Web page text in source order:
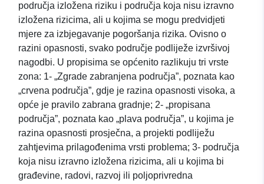
područja izložena riziku i područja koja nisu izravno
izložena rizicima, ali u kojima se mogu predvidjeti
mjere za izbjegavanje pogoršanja rizika. Ovisno o
razini opasnosti, svako područje podliježe izvršivoj
nagodbi. U propisima se općenito razlikuju tri vrste
zona: 1- „Zgrade zabranjena područja”, poznata kao
„crvena područja”, gdje je razina opasnosti visoka, a
opće je pravilo zabrana gradnje; 2- „propisana
područja”, poznata kao „plava područja”, u kojima je
razina opasnosti prosječna, a projekti podliježu
zahtjevima prilagođenima vrsti problema; 3- područja
koja nisu izravno izložena rizicima, ali u kojima bi
građevine, radovi, razvoj ili poljoprivredna